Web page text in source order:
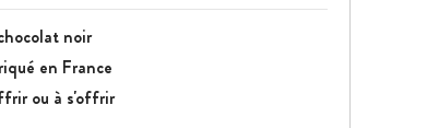
noir
en France
ou à s'offrir